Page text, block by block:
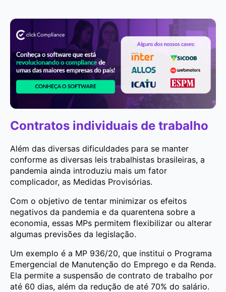
Contratos individuais de trabalho
Além das diversas dificuldades para se manter
conforme as diversas leis trabalhistas brasileiras, a
pandemia ainda introduziu mais um fator
complicador, as Medidas Provisórias.
Com o objetivo de tentar minimizar os efeitos
negativos da pandemia e da quarentena sobre a
economia, essas MPs permitem flexibilizar ou alterar
algumas previsões da legislação.
Um exemplo é a MP 936/20, que institui o Programa
Emergencial de Manutenção do Emprego e da Renda.
Ela permite a suspensão de contrato de trabalho por
até 60 dias, além da redução de até 70% do salário.